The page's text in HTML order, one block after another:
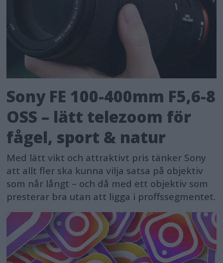
Sony FE 100-400mm F5,6-8
OSS – lätt telezoom för
fågel, sport & natur
Med lätt vikt och attraktivt pris tänker Sony
att allt fler ska kunna vilja satsa på objektiv
som når långt – och då med ett objektiv som
presterar bra utan att ligga i proffssegmentet.